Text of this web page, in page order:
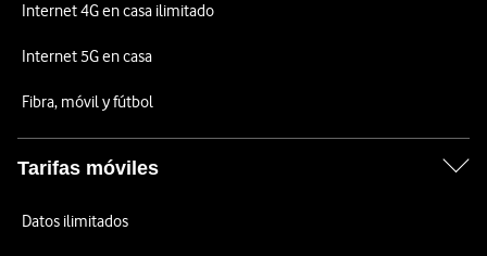
Internet 4G en casa ilimitado
Internet 5G en casa
Fibra, móvil y fútbol
Tarifas móviles
Datos ilimitados